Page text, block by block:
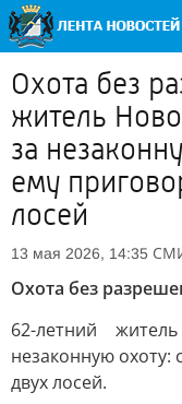
Охота без
житель
за
ему
лосей
13 мая 2026, 14:35
Охота без
62-летний
незаконную охоту:
двух лосей.